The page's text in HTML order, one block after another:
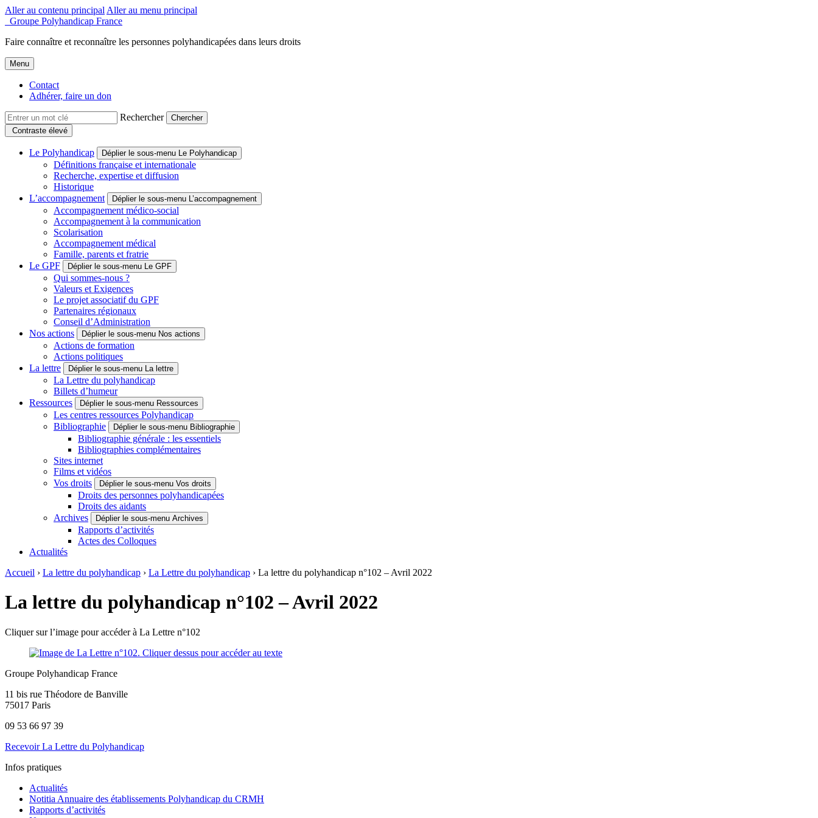
Aller au contenu principal Aller au menu principal
Groupe Polyhandicap France
Faire connaître et reconnaître les personnes polyhandicapées dans leurs droits
Menu
Contact
Adhérer, faire un don
Rechercher
Contraste élevé
Le Polyhandicap Déplier le sous-menu Le Polyhandicap
Définitions française et internationale
Recherche, expertise et diffusion
Historique
L’accompagnement
Déplier le sous-menu L’accompagnement
Accompagnement médico-social
Accompagnement à la communication
Scolarisation
Accompagnement médical
Famille, parents et fratrie
Le GPF
Déplier le sous-menu Le GPF
Qui sommes-nous ?
Valeurs et Exigences
Le projet associatif du GPF
Partenaires régionaux
Conseil d’Administration
Nos actions
Déplier le sous-menu Nos actions
Actions de formation
Actions politiques
La lettre
Déplier le sous-menu La lettre
La Lettre du polyhandicap
Billets d’humeur
Ressources
Déplier le sous-menu Ressources
Les centres ressources Polyhandicap
Bibliographie
Déplier le sous-menu Bibliographie
Bibliographie générale : les essentiels
Bibliographies complémentaires
Sites internet
Films et vidéos
Vos droits
Déplier le sous-menu Vos droits
Droits des personnes polyhandicapées
Droits des aidants
Archives
Déplier le sous-menu Archives
Rapports d’activités
Actes des Colloques
Actualités
Accueil › La lettre du polyhandicap › La Lettre du polyhandicap › La lettre du polyhandicap n°102 – Avril 2022
La lettre du polyhandicap n°102 – Avril 2022
Cliquer sur l’image pour accéder à La Lettre n°102
Groupe Polyhandicap France
11 bis rue Théodore de Banville
75017 Paris
09 53 66 97 39
Recevoir La Lettre du Polyhandicap
Infos pratiques
Actualités
Notitia Annuaire des établissements Polyhandicap du CRMH
Rapports d’activités